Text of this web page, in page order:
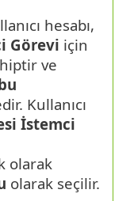
hesabı,
Görevi için
ve
Kullanıcı
İstemci
olarak
olarak seçilir.